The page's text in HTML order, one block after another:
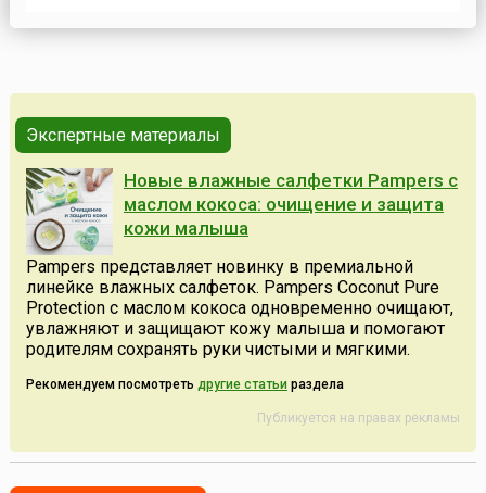
литургического (церковного) года.Третьему
обыч...
Экспертные материалы
Новые влажные салфетки Pampers с
маслом кокоса: очищение и защита
кожи малыша
Pampers представляет новинку в премиальной
линейке влажных салфеток. Pampers Coconut Pure
Protection с маслом кокоса одновременно очищают,
увлажняют и защищают кожу малыша и помогают
родителям сохранять руки чистыми и мягкими.
Рекомендуем посмотреть другие статьи раздела
Публикуется на правах рекламы